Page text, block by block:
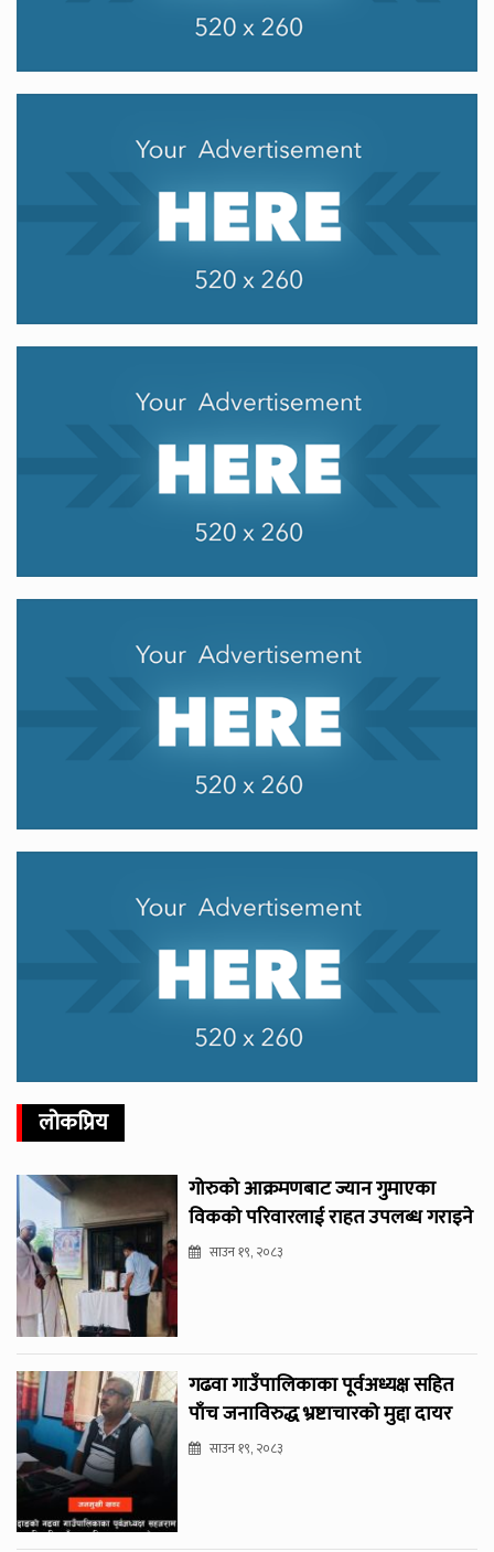
लोकप्रिय
गोरुको आक्रमणबाट ज्यान गुमाएका
विकको परिवारलाई राहत उपलब्ध गराइने
साउन १९, २०८३
गढवा गाउँपालिकाका पूर्वअध्यक्ष सहित
पाँच जनाविरुद्ध भ्रष्टाचारको मुद्दा दायर
साउन १९, २०८३